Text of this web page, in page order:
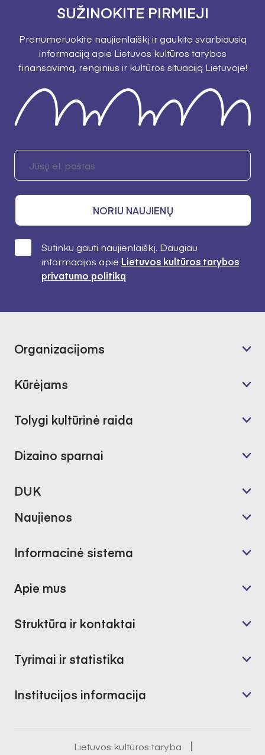
SUŽINOKITE PIRMIEJI
Prenumeruokite naujienlaiškį ir gaukite svarbiausią
informaciją apie Lietuvos kultūros tarybos
finansavimą, renginius ir kultūros situaciją Lietuvoje!
NORIU NAUJIENŲ
Sutinku gauti naujienlaiškį. Daugiau
informacijos apie Lietuvos kultūros tarybos
privatumo politiką
Organizacijoms
Kūrėjams
Tolygi kultūrinė raida
Dizaino sparnai
DUK
Naujienos
Informacinė sistema
Apie mus
Struktūra ir kontaktai
Tyrimai ir statistika
Institucijos informacija
Lietuvos kultūros taryba